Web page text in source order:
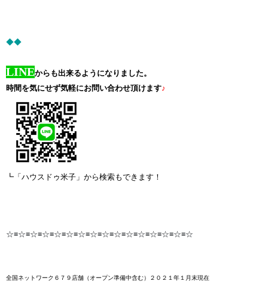
◆◆
LINEからも出来るようになりました。
時間を気にせず気軽にお問い合わせ頂けます♪
┗「ハウスドゥ米子」から検索もできます！
☆≡☆≡☆≡☆≡☆≡☆≡☆≡☆≡☆≡☆≡☆≡☆≡☆≡☆≡☆≡☆
全国ネットワーク６７９店舗 （オープン準備中含む）２０２１年１月末現在